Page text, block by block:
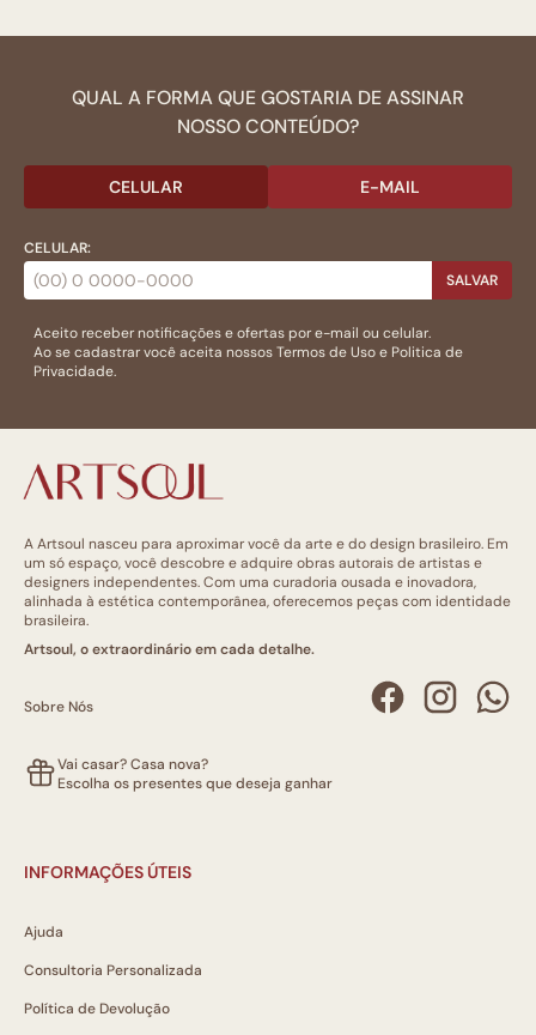
QUAL A FORMA QUE GOSTARIA DE ASSINAR
NOSSO CONTEÚDO?
CELULAR E-MAIL
CELULAR:
SALVAR
Aceito receber notificações e ofertas por e-mail ou celular.
Ao se cadastrar você aceita nossosTermos de Usoe Politica de
Privacidade.
A Artsoul nasceu para aproximar você da arte e do design brasileiro. Em
um só espaço, você descobre e adquire obras autorais de artistas e
designers independentes. Com uma curadoria ousada e inovadora,
alinhada à estética contemporânea, oferecemos peças com identidade
brasileira.
Artsoul, o extraordinário em cada detalhe.
Sobre Nós
Vai casar? Casa nova?
Escolha os presentes que deseja ganhar
INFORMAÇÕES ÚTEIS
Ajuda
Consultoria Personalizada
Política de Devolução